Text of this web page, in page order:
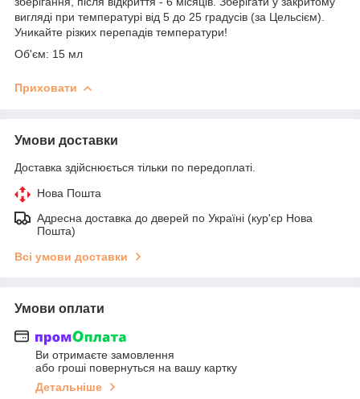
вигляді при температурі від 5 до 25 градусів (за Цельсієм).
Уникайте різких перепадів температури!
Об'єм: 15 мл
Приховати
Умови доставки
Доставка здійснюється тільки по передоплаті.
Нова Пошта
Адресна доставка до дверей по Україні (кур'єр Нова
Пошта)
Всі умови доставки
Умови оплати
Ви отримаєте замовлення
або гроші повернуться на вашу картку
Детальніше